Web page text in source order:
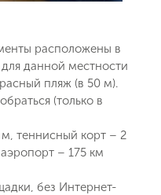
расположены в
данной местности
пляж (в 50 м).
(только в
теннисный корт – 2
– 175 км
без Интернет-